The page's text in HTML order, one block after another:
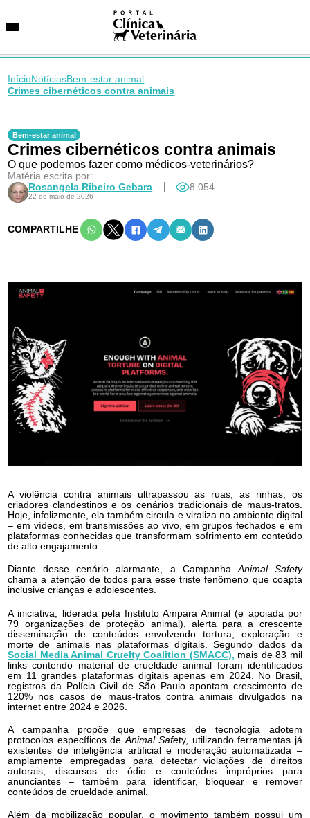
VetAgenda
Especialidades
InícioNotíciasBem-estar animal
Crimes cibernéticos contra animais
Bem-estar animal
Crimes cibernéticos contra animais
O que podemos fazer como médicos-veterinários?
Matéria escrita por:
Rosangela Ribeiro Gebara
22 de maio de 2026
8.054
COMPARTILHE
A violência contra animais ultrapassou as ruas, as rinhas, os
criadores clandestinos e os cenários tradicionais de maus-tratos.
Hoje, infelizmente, ela também circula e viraliza no ambiente digital
– em vídeos, em transmissões ao vivo, em grupos fechados e em
plataformas conhecidas que transformam sofrimento em conteúdo
de alto engajamento.
Diante desse cenário alarmante, a CampanhaAnimal Safety
chama a atenção de todos para esse triste fenômeno que coapta
inclusive crianças e adolescentes.
A iniciativa, liderada pela Instituto Ampara Animal (e apoiada por
79 organizações de proteção animal), alerta para a crescente
disseminação de conteúdos envolvendo tortura, exploração e
morte de animais nas plataformas digitais. Segundo dados da
Social Media Animal Cruelty Coalition (SMACC), mais de 83 mil
links contendo material de crueldade animal foram identificados
em 11 grandes plataformas digitais apenas em 2024. No Brasil,
registros da Polícia Civil de São Paulo apontam crescimento de
120% nos casos de maus-tratos contra animais divulgados na
internet entre 2024 e 2026.
A campanha propõe que empresas de tecnologia adotem
protocolos específicos deAnimal Safety, utilizando ferramentas já
existentes de inteligência artificial e moderação automatizada –
amplamente empregadas para detectar violações de direitos
autorais, discursos de ódio e conteúdos impróprios para
anunciantes – também para identificar, bloquear e remover
conteúdos de crueldade animal.
Além da mobilização popular, o movimento também possui um